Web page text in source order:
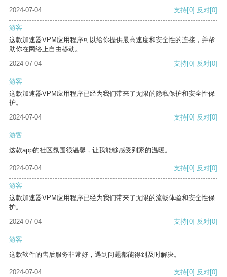
2024-07-04
支持[0] 反对[0]
游客
这款加速器VPM应用程序可以给你提供最高速度和安全性的连接，并帮
助你在网络上自由移动。
2024-07-04
支持[0] 反对[0]
游客
这款加速器VPM应用程序已经为我们带来了无限的隐私保护和安全性保
护。
2024-07-04
支持[0] 反对[0]
游客
这款app的社区氛围很温馨，让我能够感受到家的温暖。
2024-07-04 支持[0] 反对[0]
游客
这款加速器VPM应用程序已经为我们带来了无限的流畅体验和安全性保
护。
2024-07-04
支持[0] 反对[0]
游客
这款软件的售后服务非常好，遇到问题都能得到及时解决。
2024-07-04 支持[0] 反对[0]